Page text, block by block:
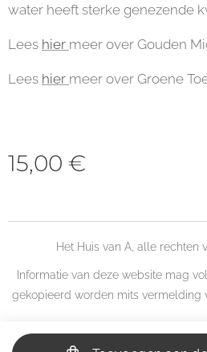
water heeft sterke genezende
Lees hier meer over Gouden
Lees hier meer over Groene
15,00 €
Het Huis van A, alle rechten
Informatie van deze website mag
gekopieerd worden mits vermelding